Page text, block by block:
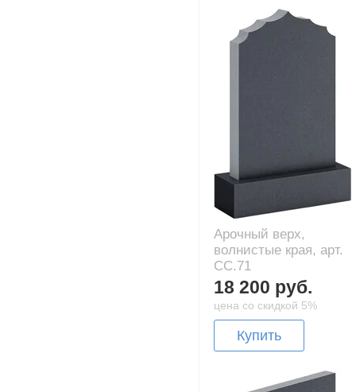
Арочный верх,
волнистые края, арт.
CC.71
18 200 руб.
цена со скидкой 5%
Купить